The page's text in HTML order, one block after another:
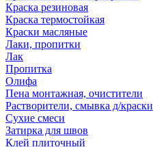
Краска резиновая
Краска термостойкая
Краски масляные
Лаки, пропитки
Лак
Пропитка
Олифа
Пена монтажная, очистители
Растворители, смывка д/краски
Сухие смеси
Затирка для швов
Клей плиточный